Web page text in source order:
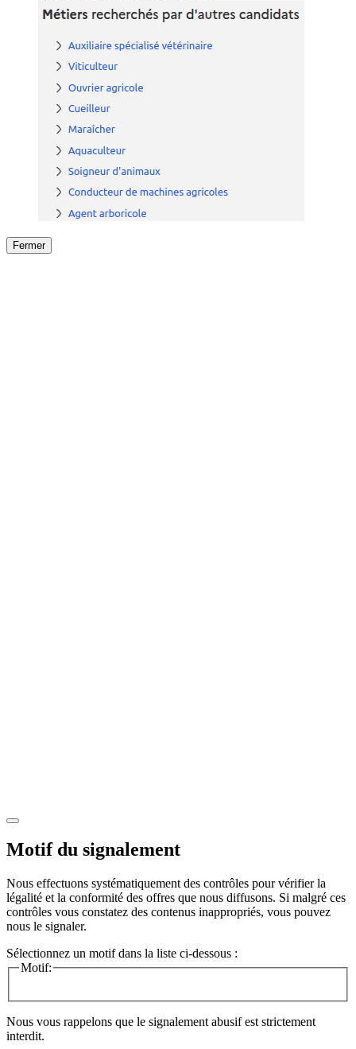
Fermer
Motif du signalement
Nous effectuons systématiquement des contrôles pour vérifier la
légalité et la conformité des offres que nous diffusons. Si malgré ces
contrôles vous constatez des contenus inappropriés, vous pouvez
nous le signaler.
Sélectionnez un motif dans la liste ci-dessous :
Motif:
Nous vous rappelons que le signalement abusif est strictement
interdit.